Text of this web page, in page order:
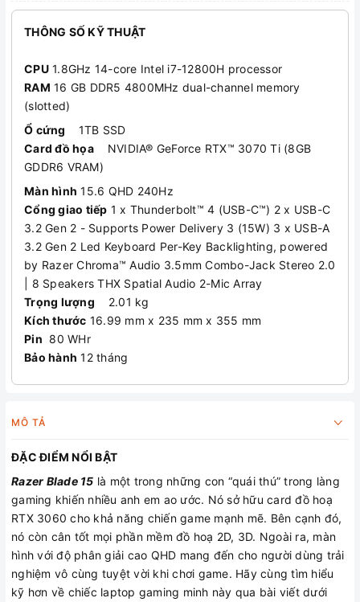
THÔNG SỐ KỸ THUẬT
CPU1.8GHz 14-core Intel i7-12800H processor
RAM 16 GB DDR5 4800MHz dual-channel memory
(slotted)
Ổ cứng
1TB SSD
Card đồ họaNVIDIA® GeForce RTX™ 3070 Ti (8GB
GDDR6 VRAM)
Màn hình 15.6 QHD 240Hz
Cổng giao tiếp 1 x Thunderbolt™ 4 (USB-C™) 2 x USB-C
3.2 Gen 2 - Supports Power Delivery 3 (15W) 3 x USB-A
3.2 Gen 2 Led Keyboard Per-Key Backlighting, powered
by Razer Chroma™ Audio 3.5mm Combo-Jack Stereo 2.0
| 8 Speakers THX Spatial Audio 2-Mic Array
Trọng lượng 2.01 kg
Kích thước 16.99 mm x 235 mm x 355 mm
Pin 80 WHr
Bảo hành 12 tháng
MÔ TẢ
ĐẶC ĐIỂM NỔI BẬT
Razer Blade 15 là một trong những con “quái thú” trong làng
gaming khiến nhiều anh em ao ước. Nó sở hữu card đồ hoạ
RTX 3060 cho khả năng chiến game mạnh mẽ. Bên cạnh đó,
nó còn cân tốt mọi phần mềm đồ hoạ 2D, 3D. Ngoài ra, màn
hình với độ phân giải cao QHD mang đến cho người dùng trải
nghiệm vô cùng tuyệt vời khi chơi game. Hãy cùng tìm hiểu
kỹ hơn về chiếc laptop gaming minh này qua bài viết dưới